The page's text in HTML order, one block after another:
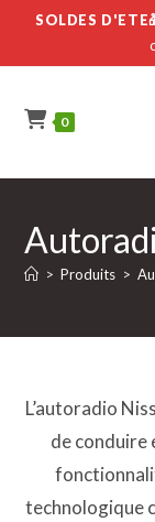
content
SOLDES
0
> Produits >
L’autoradio
de conduire
technologique